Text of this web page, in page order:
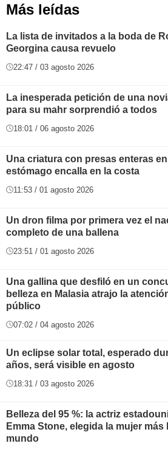
Más leídas
La lista de invitados a la boda de
Georgina causa revuelo
22:47 / 03 agosto 2026
La inesperada petición de una
para su mahr sorprendió a todos
18:01 / 06 agosto 2026
Una criatura con presas enteras en
estómago encalla en la costa
11:53 / 01 agosto 2026
Un dron filma por primera vez el
completo de una ballena
23:51 / 01 agosto 2026
Una gallina que desfiló en un
belleza en Malasia atrajo la
público
07:02 / 04 agosto 2026
Un eclipse solar total, esperado
años, será visible en agosto
18:31 / 03 agosto 2026
Belleza del 95 %: la actriz
Emma Stone, elegida la mujer más
mundo